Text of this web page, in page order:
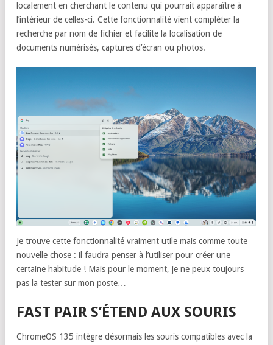
localement en cherchant le contenu qui pourrait apparaître à
l’intérieur de celles-ci. Cette fonctionnalité vient compléter la
recherche par nom de fichier et facilite la localisation de
documents numérisés, captures d’écran ou photos.
Je trouve cette fonctionnalité vraiment utile mais comme toute
nouvelle chose : il faudra penser à l’utiliser pour créer une
certaine habitude ! Mais pour le moment, je ne peux toujours
pas la tester sur mon poste…
FAST PAIR S’ÉTEND AUX SOURIS
ChromeOS 135 intègre désormais les souris compatibles avec la